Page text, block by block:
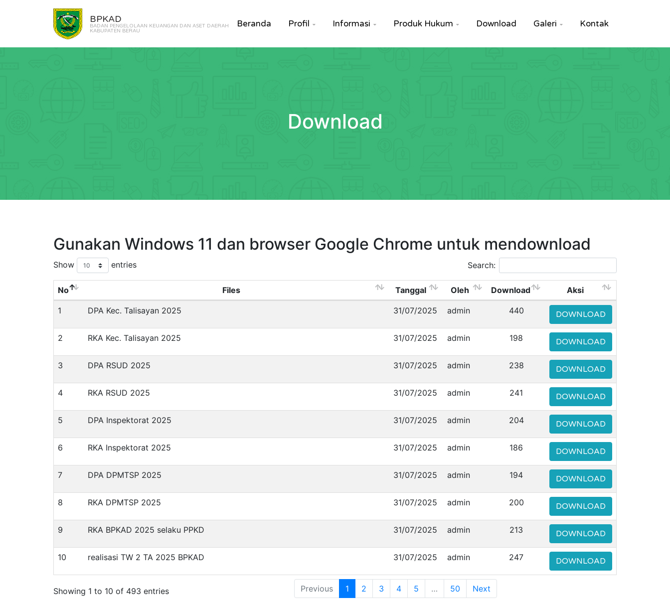
BPKAD
BADAN PENGELOLAAN KEUANGAN DAN ASET DAERAH
KABUPATEN BERAU
Beranda Profil  Informasi  Produk Hukum  Download Galeri  Kontak
Download
Gunakan Windows 11 dan browser Google Chrome untuk mendownload
Show entries Search:
No Files Tanggal Oleh Download Aksi
1 DPA Kec. Talisayan 2025 31/07/2025 admin 440 DOWNLOAD
2 RKA Kec. Talisayan 2025 31/07/2025 admin 198 DOWNLOAD
3 DPA RSUD 2025 31/07/2025 admin 238 DOWNLOAD
4 RKA RSUD 2025 31/07/2025 admin 241 DOWNLOAD
5 DPA Inspektorat 2025 31/07/2025 admin 204 DOWNLOAD
6 RKA Inspektorat 2025 31/07/2025 admin 186 DOWNLOAD
7 DPA DPMTSP 2025 31/07/2025 admin 194 DOWNLOAD
8 RKA DPMTSP 2025 31/07/2025 admin 200 DOWNLOAD
9 RKA BPKAD 2025 selaku PPKD 31/07/2025 admin 213 DOWNLOAD
10 realisasi TW 2 TA 2025 BPKAD 31/07/2025 admin 247 DOWNLOAD
Showing 1 to 10 of 493 entries Previous 1 2 3 4 5 … 50 Next